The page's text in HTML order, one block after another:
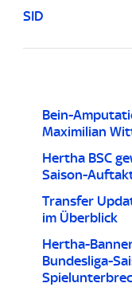
SID
Bein-
Maximilian
Hertha BSC
Saison-
Transfer
im Überblick
Hertha-
Bundesliga-